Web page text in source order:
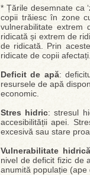
* Țările desemnate ca
copii trăiesc în zone
vulnerabilitate
ridicată și extrem de
de ridicată. Prin
ridicate de copii afectați.
Deficit de apă:
resursele de apă
economic.
Stres hidric: stresul
accesibilității apei.
excesivă sau stare
Vulnerabilitate
nivel de deficit fizic de
anumită populație (ape